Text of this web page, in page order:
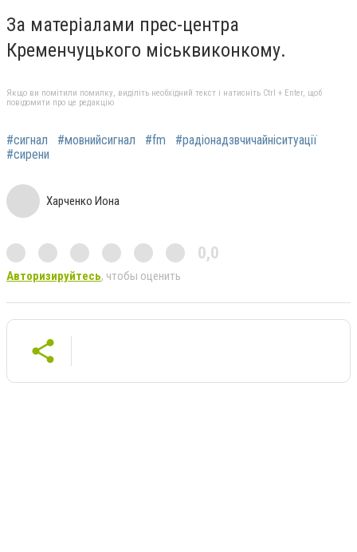
За матеріалами прес-центра
Кременчуцького міськвиконкому.
Якщо ви помітили помилку, виділіть необхідний текст і натисніть Ctrl + Enter, щоб
повідомити про це редакцію
#сигнал #мовнийсигнал #fm
#радіонадзвчичайніситуації
#сирени
Харченко Иона
0,0
Авторизируйтесь, чтобы оценить